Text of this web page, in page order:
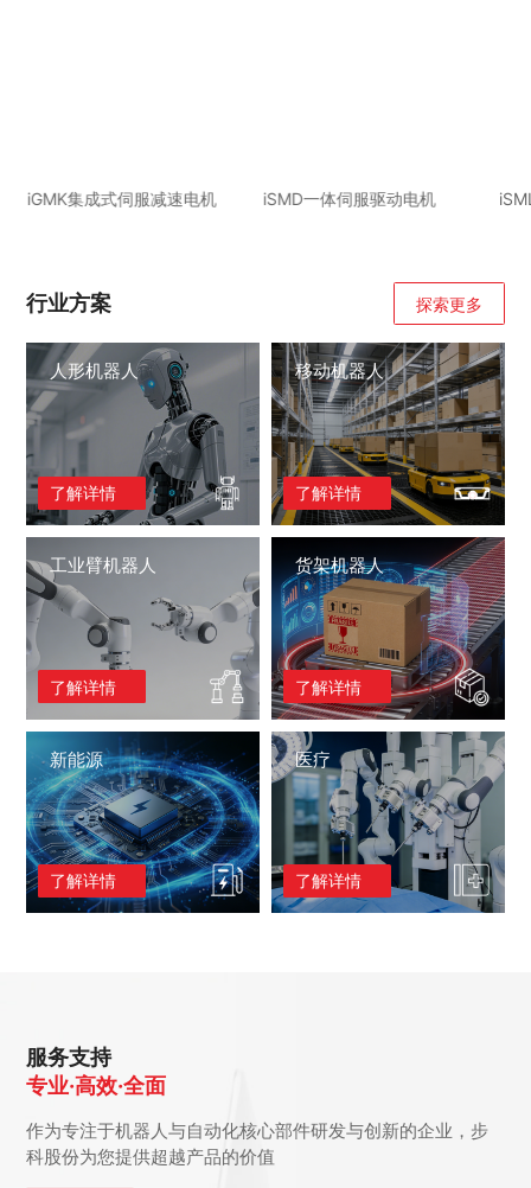
iGMK集成式伺服减速电机 iSMD一体伺服驱动电机
行业方案 探索更多
人形机器人
了解详情
移动机器人
了解详情
工业臂机器人
了解详情
货架机器人
了解详情
新能源
了解详情
医疗
了解详情
服务支持
专业·高效·全面
作为专注于机器人与自动化核心部件研发与创新的企业，步
科股份为您提供超越产品的价值